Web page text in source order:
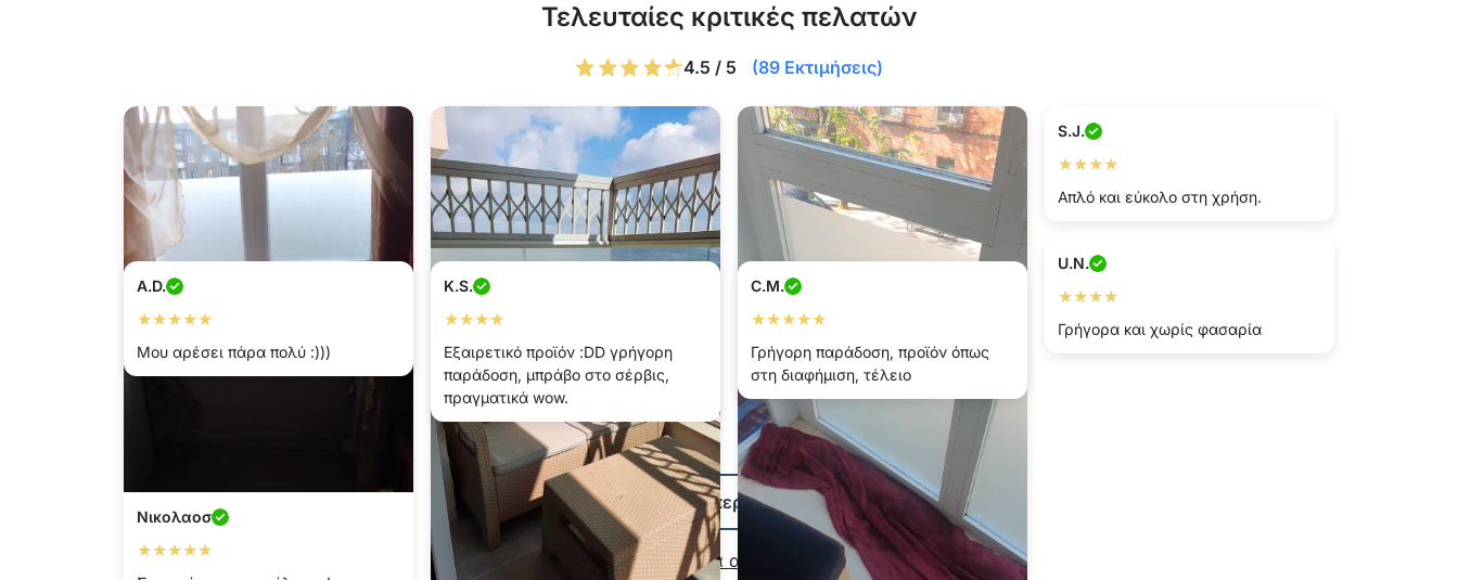
Τελευταίες κριτικές πελατών
4.5 / 5 (89 Εκτιμήσεις)
Νικολαοσ
★★★★★
S.J.
★★★★
Απλό και εύκολο στη χρήση.
U.N.
★★★★
Γρήγορα και χωρίς φασαρία
A.D.
★★★★★
Μου αρέσει πάρα πολύ :)))
K.S.
★★★★
Εξαιρετικό προϊόν :DD γρήγορη
παράδοση, μπράβο στο σέρβις,
πραγματικά wow.
C.M.
★★★★★
Γρήγορη παράδοση, προϊόν όπως
στη διαφήμιση, τέλειο
Εμφάνιση περισσότερων
Γράψτε μια αξιολόγηση